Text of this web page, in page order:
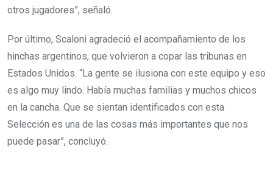
otros jugadores”, señaló.
Por último, Scaloni agradeció el acompañamiento de los
hinchas argentinos, que volvieron a copar las tribunas en
Estados Unidos. “La gente se ilusiona con este equipo y eso
es algo muy lindo. Había muchas familias y muchos chicos
en la cancha. Que se sientan identificados con esta
Selección es una de las cosas más importantes que nos
puede pasar”, concluyó.